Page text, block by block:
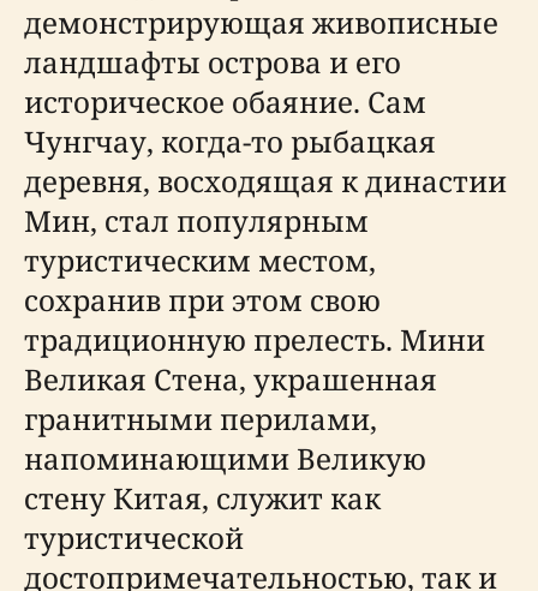
демонстрирующая живописные
ландшафты острова и его
историческое обаяние. Сам
Чунгчау, когда-то рыбацкая
деревня, восходящая к династии
Мин, стал популярным
туристическим местом,
сохранив при этом свою
традиционную прелесть. Мини
Великая Стена, украшенная
гранитными перилами,
напоминающими Великую
стену Китая, служит как
туристической
достопримечательностью, так и